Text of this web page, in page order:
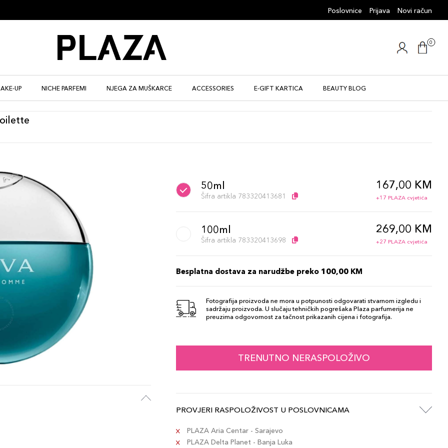
Poslovnice Prijava Novi račun
0
UP NICHE PARFEMI NJEGA ZA MUŠKARCE ACCESSORIES E-GIFT KARTICA BEAUTY BLOG
50ml
Šifra artikla 783320413681
167,00 KM
+17 PLAZA cvjetića
100ml
Šifra artikla 783320413698
269,00 KM
+27 PLAZA cvjetića
Besplatna dostava za narudžbe preko 100,00 KM
Fotografija proizvoda ne mora u potpunosti odgovarati stvarnom izgledu i
sadržaju proizvoda. U slučaju tehničkih pogrešaka Plaza parfumerija ne
preuzima odgovornost za tačnost prikazanih cijena i fotografija.
TRENUTNO NERASPOLOŽIVO
PROVJERI RASPOLOŽIVOST U POSLOVNICAMA
PLAZA Aria Centar - Sarajevo
PLAZA Delta Planet - Banja Luka